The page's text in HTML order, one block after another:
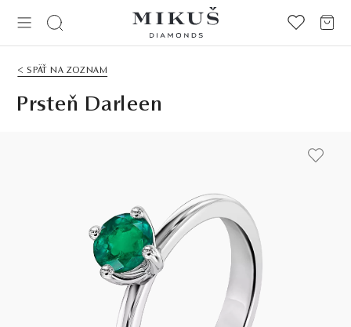
< SPÄŤ NA ZOZNAM
Prsteň Darleen